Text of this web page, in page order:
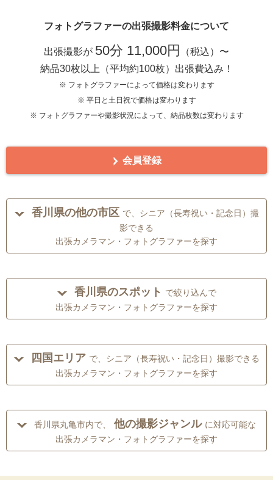
フォトグラファーの出張撮影料金について
出張撮影が 50分 11,000円
（税込）〜
納品30枚以上（平均約100枚）出張費込み！
※ フォトグラファーによって価格は変わります
※ 平日と土日祝で価格は変わります
※ フォトグラファーや撮影状況によって、納品枚数は変わります
会員登録
香川県の他の市区 で、シニア（長寿祝い・記念日）撮
影できる
出張カメラマン・フォトグラファーを探す
香川県のスポット で絞り込んで
出張カメラマン・フォトグラファーを探す
四国エリア で、シニア（長寿祝い・記念日）撮影できる
出張カメラマン・フォトグラファーを探す
香川県丸亀市内で、 他の撮影ジャンル に対応可能な
出張カメラマン・フォトグラファーを探す